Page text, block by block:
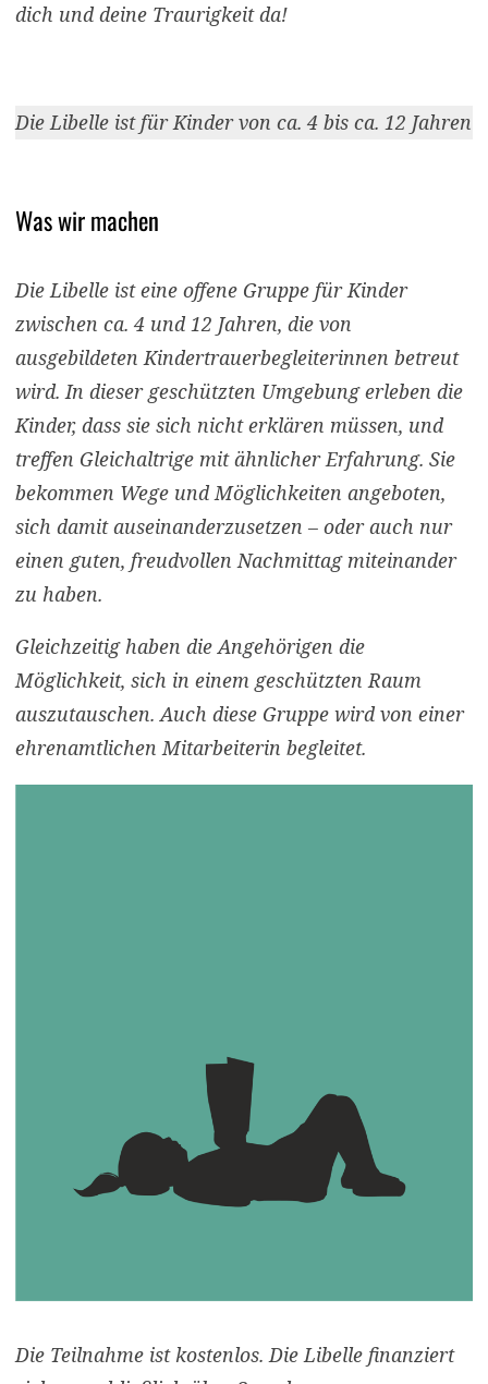
dich und deine Traurigkeit da!
Die Libelle ist für Kinder von ca. 4 bis ca. 12 Jahren
Was wir machen
Die Libelle ist eine offene Gruppe für Kinder
zwischen ca. 4 und 12 Jahren, die von
ausgebildeten Kindertrauer­­beglei­terinnen betreut
wird. In dieser geschützten Umgebung erleben die
Kinder, dass sie sich nicht erklären müssen, und
treffen Gleichaltrige mit ähnlicher Erfahrung. Sie
bekommen Wege und Möglichkeiten angeboten,
sich damit auseinanderzusetzen – oder auch nur
einen guten, freudvollen Nachmittag miteinander
zu haben.
Gleichzeitig haben die Angehörigen die
Möglichkeit, sich in einem geschützten Raum
auszutauschen. Auch diese Gruppe wird von einer
ehrenamtlichen Mitarbeiterin begleitet.
Die Teilnahme ist kostenlos. Die Libelle finanziert